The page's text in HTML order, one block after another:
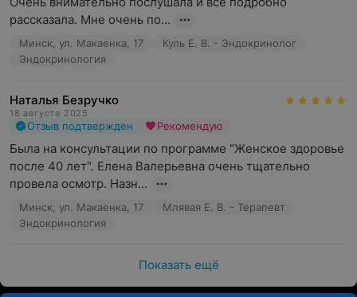
рассказала. Мне очень по...
Минск, ул. Макаенка, 17
Куль Е. В. - Эндокринолог
Эндокринология
Наталья Безручко
18 августа 2025
Отзыв подтвержден Рекомендую
Была на консультации по программе "Женское здоровье
после 40 лет". Елена Валерьевна очень тщательно
провела осмотр. Назн...
Минск, ул. Макаенка, 17
Млявая Е. В. - Терапевт
Эндокринология
Показать ещё